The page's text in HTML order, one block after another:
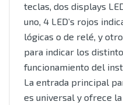
teclas, dos displays
uno, 4 LED’s rojos
lógicas o de relé, y
para indicar los
funcionamiento del
La entrada principal
es universal y ofrece